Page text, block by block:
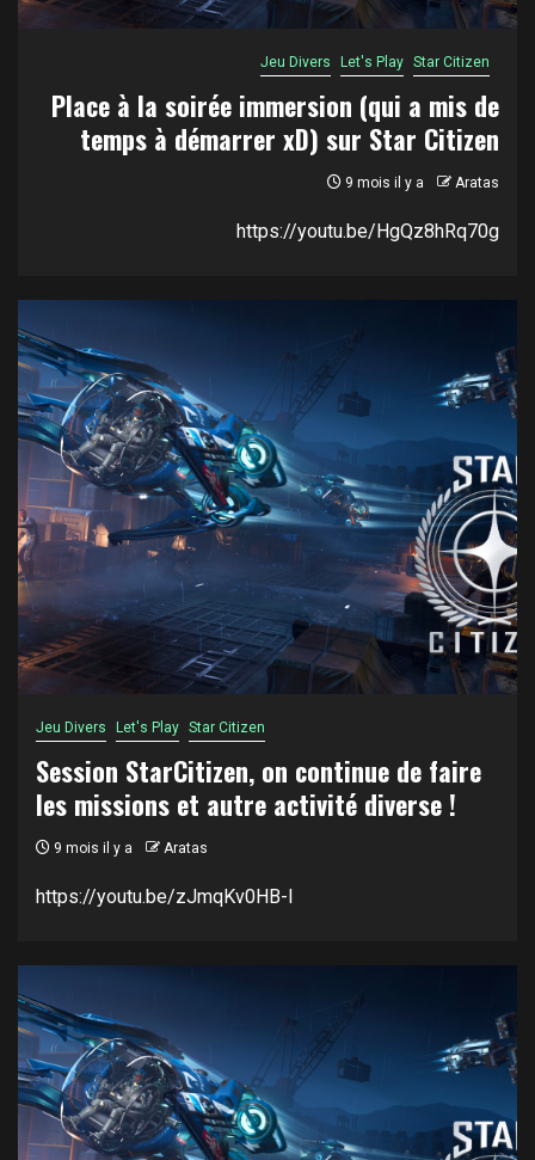
Jeu Divers Let's Play Star Citizen
Place à la soirée immersion (qui a mis de
temps à démarrer xD) sur Star Citizen
9 mois il y a Aratas
https://youtu.be/HgQz8hRq70g
Jeu Divers Let's Play Star Citizen
Session StarCitizen, on continue de faire
les missions et autre activité diverse !
9 mois il y a Aratas
https://youtu.be/zJmqKv0HB-I